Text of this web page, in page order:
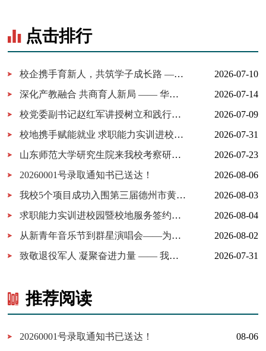
点击排行
校企携手育新人，共筑学子成长路 ——百胜中国山东分公司来校交...
2026-07-10
深化产教融合 共商育人新局 —— 华为技术有限公司一行来我校考察...
2026-07-14
校党委副书记赵红军讲授树立和践行正确政绩观学习教育专题党课
2026-07-09
校地携手赋能就业 求职能力实训进校园暨校地服务签约仪式在我校...
2026-07-31
山东师范大学研究生院来我校考察研究生实习实践基地建设
2026-07-23
20260001号录取通知书已送达！
2026-08-06
我校5个项目成功入围第三届德州市黄炎培职业教育创新创业大赛决...
2026-08-03
求职能力实训进校园暨校地服务签约仪式在我校举行
2026-08-04
从新青年音乐节到群星演唱会——为什么又是德工？
2026-08-02
致敬退役军人 凝聚奋进力量 —— 我校开展 “八一建军节” 拥军茶...
2026-07-31
推荐阅读
20260001号录取通知书已送达！
08-06